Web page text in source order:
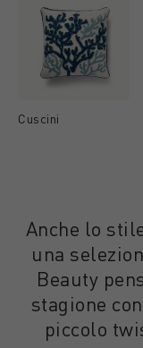
Cuscini
Anche lo
una
Beauty
stagione
piccolo